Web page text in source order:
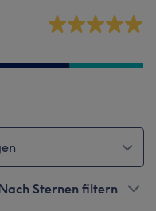
Sternen filtern